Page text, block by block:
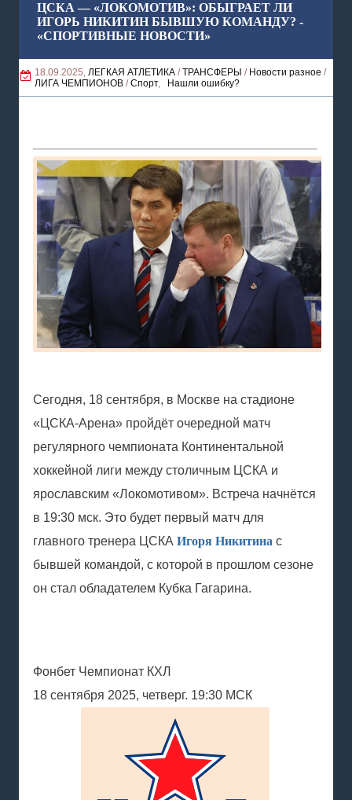
ЦСКА — «ЛОКОМОТИВ»: ОБЫГРАЕТ ЛИ
ИГОРЬ НИКИТИН БЫВШУЮ КОМАНДУ? -
«СПОРТИВНЫЕ НОВОСТИ»
18.09.2025, ЛЕГКАЯ АТЛЕТИКА /ТРАНСФЕРЫ / Новости разное /
ЛИГА ЧЕМПИОНОВ /Спорт, Нашли ошибку?
Сегодня, 18 сентября, в Москве на стадионе
«ЦСКА-Арена» пройдёт очередной матч
регулярного чемпионата Континентальной
хоккейной лиги между столичным ЦСКА и
ярославским «Локомотивом». Встреча начнётся
в 19:30 мск. Это будет первый матч для
главного тренера ЦСКА Игоря Никитина с
бывшей командой, с которой в прошлом сезоне
он стал обладателем Кубка Гагарина.
Фонбет Чемпионат КХЛ
18 сентября 2025, четверг. 19:30 МСК